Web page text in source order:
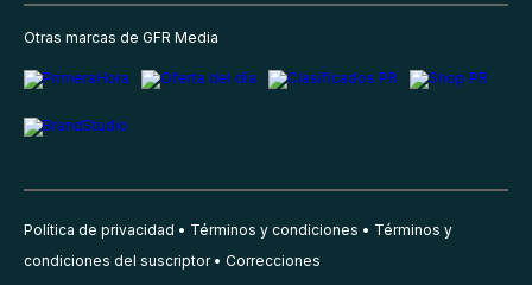
Otras marcas de GFR Media
Política de privacidad Términos y condiciones
Términos y
condiciones del suscriptor
Correcciones